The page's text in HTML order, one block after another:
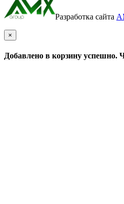
Разработка сайта
×
Добавлено в корзину успешно.